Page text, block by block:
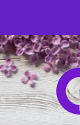
содержимому